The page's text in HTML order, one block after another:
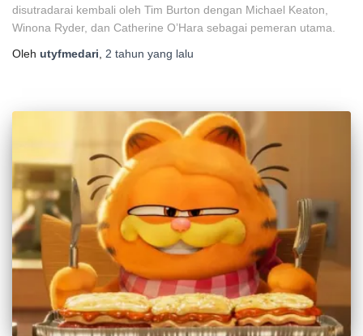
disutradarai kembali oleh Tim Burton dengan Michael Keaton,
Winona Ryder, dan Catherine O’Hara sebagai pemeran utama.
Oleh utyfmedari, 2 tahun yang lalu